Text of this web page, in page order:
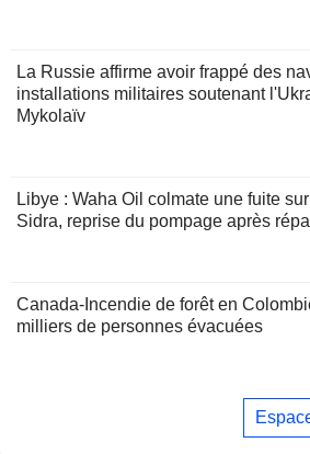
La Russie affirme avoir frappé des
installations militaires soutenant
Mykolaïv
Libye : Waha Oil colmate une fuite
Sidra, reprise du pompage après
Canada-Incendie de forêt en
milliers de personnes évacuées